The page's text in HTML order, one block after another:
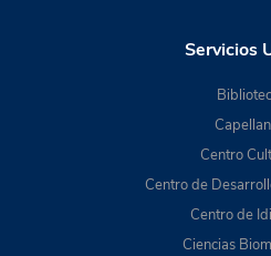
Servicios
Centro
Centro de
Centro de
Ciencias